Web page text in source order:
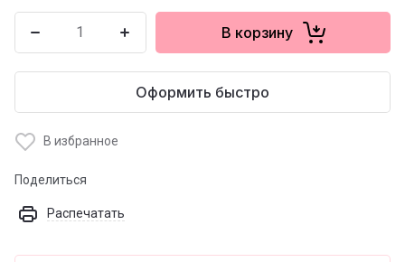
В корзину
Оформить быстро
В избранное
Поделиться
Распечатать